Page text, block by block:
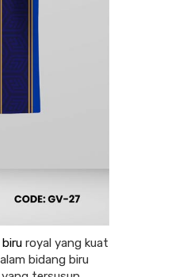
royal yang kuat
bidang biru